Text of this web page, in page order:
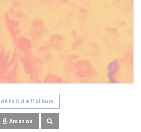
détail de l'album
Amazon